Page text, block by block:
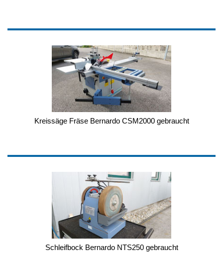
Kreissäge Fräse Bernardo CSM2000 gebraucht
Schleifbock Bernardo NTS250 gebraucht